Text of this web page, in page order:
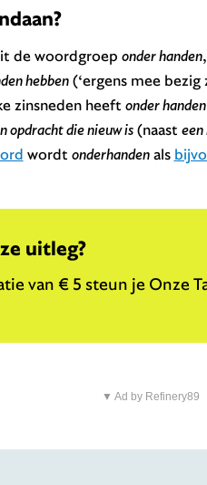
de woordgroep onder handen
hebben(‘ergens mee bezig
zinsneden heeft onder handen
opdracht die nieuw is(naast een
wordt onderhandenals
uitleg?
van € 5 steun je Onze
▼ Ad by Refinery89